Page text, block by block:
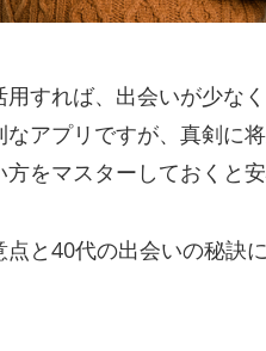
すれば、出会いが少な
アプリですが、真剣に
をマスターしておくと安
と40代の出会いの秘訣